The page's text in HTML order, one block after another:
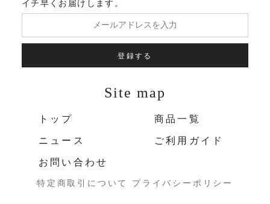
イチ早くお届けします。
登録する
Site map
トップ 商品一覧
ニュース ご利用ガイド
お問い合わせ
特定商取引について プライバシーポリシー